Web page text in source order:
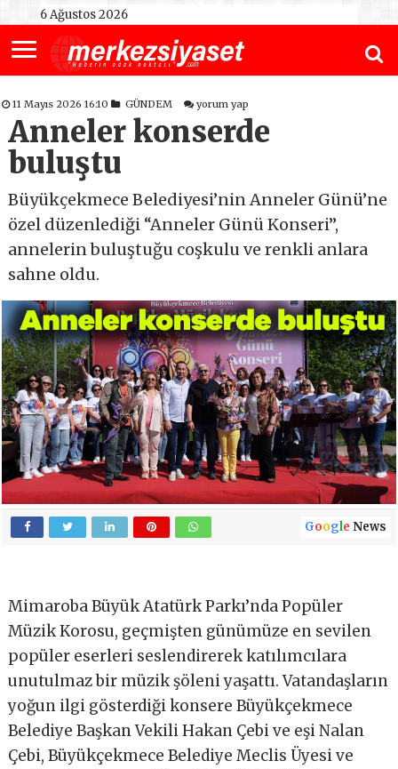
6 Ağustos 2026
11 Mayıs 2026 16:10 GÜNDEM yorum yap
Anneler konserde
buluştu
Büyükçekmece Belediyesi’nin Anneler Günü’ne
özel düzenlediği “Anneler Günü Konseri”,
annelerin buluştuğu coşkulu ve renkli anlara
sahne oldu.
Google News
Mimaroba Büyük Atatürk Parkı’nda Popüler
Müzik Korosu, geçmişten günümüze en sevilen
popüler eserleri seslendirerek katılımcılara
unutulmaz bir müzik şöleni yaşattı. Vatandaşların
yoğun ilgi gösterdiği konsere Büyükçekmece
Belediye Başkan Vekili Hakan Çebi ve eşi Nalan
Çebi, Büyükçekmece Belediye Meclis Üyesi ve